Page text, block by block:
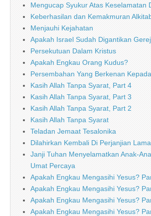
Mengucap Syukur Atas Keselamatan
Keberhasilan dan Kemakmuran
Menjauhi Kejahatan
Apakah Israel Sudah Digantikan
Persekutuan Dalam Kristus
Apakah Engkau Orang Kudus?
Persembahan Yang Berkenan
Kasih Allah Tanpa Syarat, Part 4
Kasih Allah Tanpa Syarat, Part 3
Kasih Allah Tanpa Syarat, Part 2
Kasih Allah Tanpa Syarat
Teladan Jemaat Tesalonika
Dilahirkan Kembali Di Perjanjian Lama
Janji Tuhan Menyelamatkan Anak-
Umat Percaya
Apakah Engkau Mengasihi Yesus?
Apakah Engkau Mengasihi Yesus?
Apakah Engkau Mengasihi Yesus?
Apakah Engkau Mengasihi Yesus?